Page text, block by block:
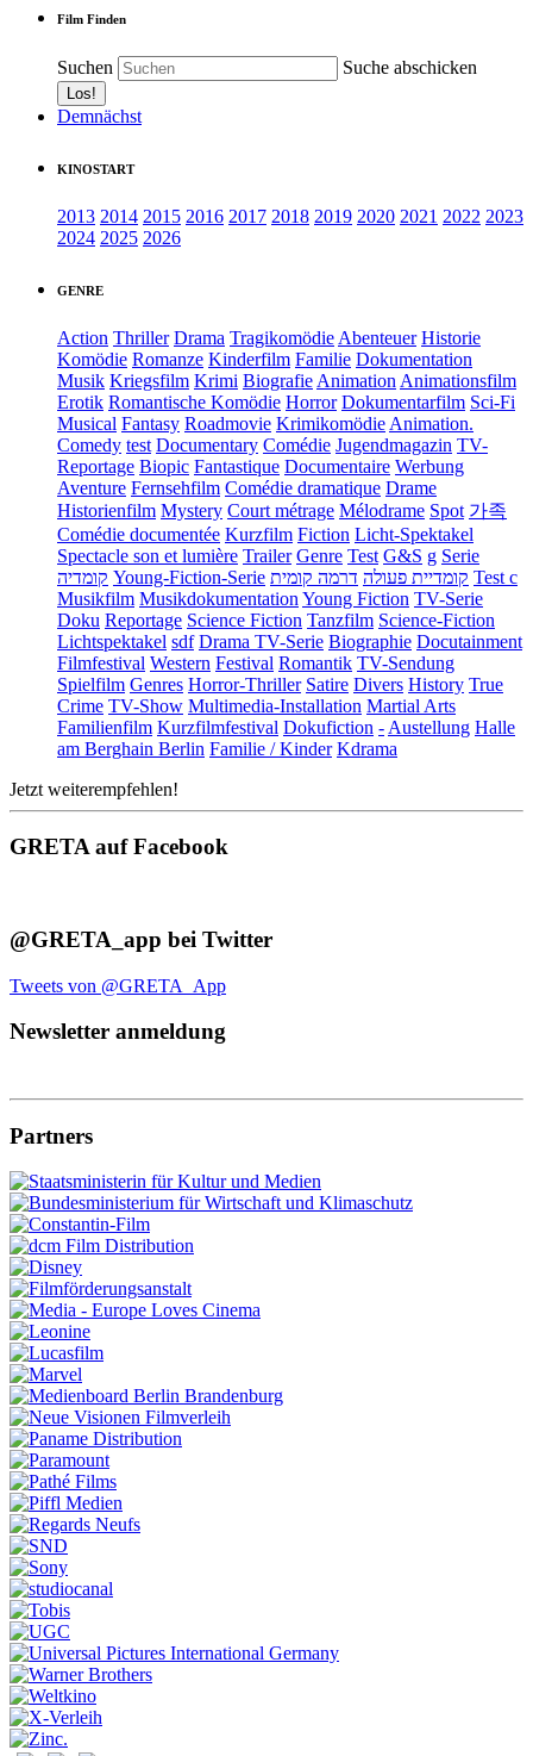
Film Finden
Suchen Suche abschicken
Demnächst
KINOSTART
2013 2014 2015 2016 2017 2018 2019 2020 2021 2022 2023
2024 2025 2026
GENRE
Action Thriller Drama Tragikomödie Abenteuer Historie
Komödie Romanze Kinderfilm Familie Dokumentation
Musik Kriegsfilm Krimi Biografie Animation Animationsfilm
Erotik Romantische Komödie Horror Dokumentarfilm Sci-Fi
Musical Fantasy Roadmovie Krimikomödie Animation.
Comedy test Documentary Comédie Jugendmagazin TV-
Reportage Biopic Fantastique Documentaire Werbung
Aventure Fernsehfilm Comédie dramatique Drame
Historienfilm Mystery Court métrage Mélodrame Spot 가족
Comédie documentée Kurzfilm Fiction Licht-Spektakel
Spectacle son et lumière Trailer Genre Test G&S g Serie
קומדיה Young-Fiction-Serie קומדיית פעולה דרמה קומית
Test c
Musikfilm Musikdokumentation Young Fiction TV-Serie
Doku Reportage Science Fiction Tanzfilm Science-Fiction
Lichtspektakel sdf Drama TV-Serie Biographie Docutainment
Filmfestival Western Festival Romantik TV-Sendung
Spielfilm Genres Horror-Thriller Satire Divers History True
Crime TV-Show Multimedia-Installation Martial Arts
Familienfilm Kurzfilmfestival Dokufiction - Austellung Halle
am Berghain Berlin Familie / Kinder Kdrama
Jetzt weiterempfehlen!
GRETA auf Facebook
@GRETA_app bei Twitter
Tweets von @GRETA_App
Newsletter anmeldung
Partners